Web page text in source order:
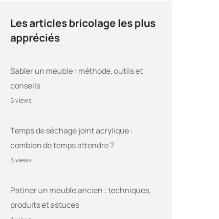
Les articles bricolage les plus
appréciés
Sabler un meuble : méthode, outils et
conseils
5 views
Temps de séchage joint acrylique :
combien de temps attendre ?
5 views
Patiner un meuble ancien : techniques,
produits et astuces